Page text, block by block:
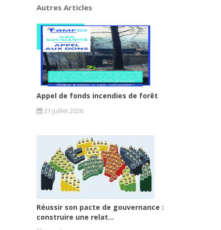
Autres Articles
Appel de fonds incendies de forêt
31 juillet 2026
Réussir son pacte de gouvernance :
construire une relat...